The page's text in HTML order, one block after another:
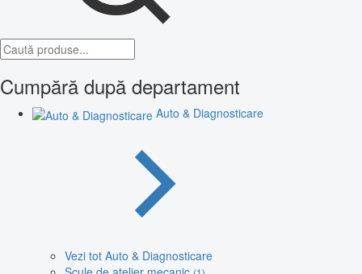
Cumpără după departament
Auto & Diagnosticare
Vezi tot Auto & Diagnosticare